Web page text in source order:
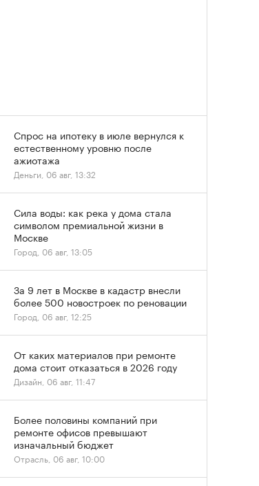
Спрос на ипотеку в июле вернулся к
естественному уровню после
ажиотажа
Деньги, 06 авг, 13:32
Сила воды: как река у дома стала
символом премиальной жизни в
Москве
Город, 06 авг, 13:05
За 9 лет в Москве в кадастр внесли
более 500 новостроек по реновации
Город, 06 авг, 12:25
От каких материалов при ремонте
дома стоит отказаться в 2026 году
Дизайн, 06 авг, 11:47
Более половины компаний при
ремонте офисов превышают
изначальный бюджет
Отрасль, 06 авг, 10:00